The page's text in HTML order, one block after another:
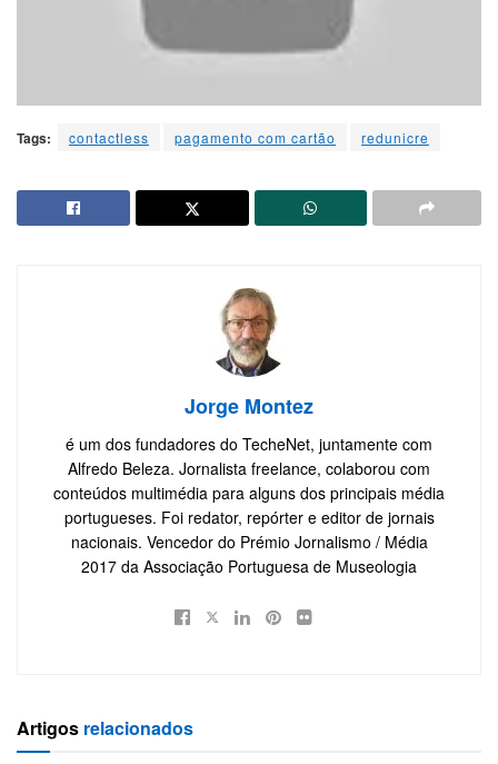
Tags: contactless pagamento com cartão redunicre
Jorge Montez
é um dos fundadores do TecheNet, juntamente com
Alfredo Beleza. Jornalista freelance, colaborou com
conteúdos multimédia para alguns dos principais média
portugueses. Foi redator, repórter e editor de jornais
nacionais. Vencedor do Prémio Jornalismo / Média
2017 da Associação Portuguesa de Museologia
Artigos relacionados